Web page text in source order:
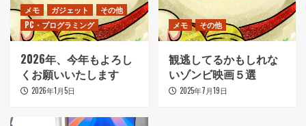
メモ ガジェット
その他
PC・プログラミング
2026年、今年もよろし
くお願いいたします
2026年1月5日
メモ その他
観逃してるかもしれな
いゾンビ映画５選
2025年7月19日